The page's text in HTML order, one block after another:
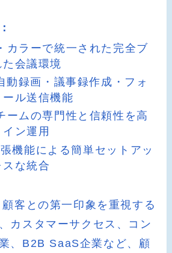
カラーで統一された完全ブ
会議環境
動録画・議事録作成・フォ
ル送信機能
ームの専門性と信頼性を高
ン運用
機能による簡単セットアッ
な統合
顧客との第一印象を重視する
カスタマーサクセス、コン
、B2B SaaS企業など、顧